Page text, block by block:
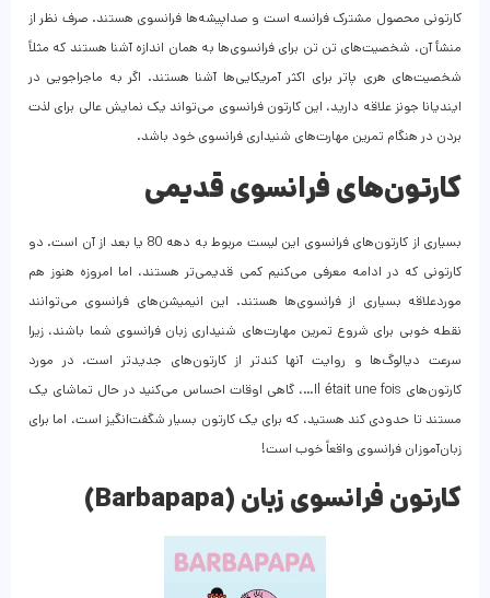
کارتونی محصول مشترک فرانسه است و صداپیشه‌ها فرانسوی هستند. صرف نظر از
منشأ آن، شخصیت‌های تن تن برای فرانسوی‌ها به همان اندازه آشنا هستند که مثلاً
شخصیت‌های هری پاتر برای اکثر آمریکایی‌ها آشنا هستند. اگر به ماجراجویی در
ایندیانا جونز علاقه دارید، این کارتون فرانسوی می‌تواند یک نمایش عالی برای لذت
بردن در هنگام تمرین مهارت‌های شنیداری فرانسوی خود باشد.
کارتون‌های فرانسوی قدیمی
بسیاری از کارتون‌های فرانسوی این لیست مربوط به دهه 80 یا بعد از آن است. دو
کارتونی که در ادامه معرفی می‌کنیم کمی قدیمی‌تر هستند، اما امروزه هنوز هم
موردعلاقه بسیاری از فرانسوی‌ها هستند. این انیمیشن‌های فرانسوی می‌توانند
نقطه خوبی برای شروع تمرین مهارت‌های شنیداری زبان فرانسوی شما باشند، زیرا
سرعت دیالوگ‌ها و روایت آنها کندتر از کارتون‌های جدیدتر است. در مورد
کارتون‌های Il était une fois…، گاهی اوقات احساس می‌کنید در حال تماشای یک
مستند تا حدودی کند هستید، که برای یک کارتون بسیار شگفت‌انگیز است، اما برای
زبان‌آموزان فرانسوی واقعاً خوب است!
کارتون فرانسوی زبان (Barbapapa)